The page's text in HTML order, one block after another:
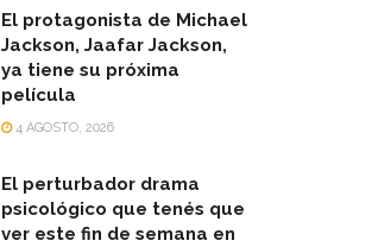
El protagonista de Michael
Jackson, Jaafar Jackson,
ya tiene su próxima
película
4 AGOSTO, 2026
El perturbador drama
psicológico que tenés que
ver este fin de semana en